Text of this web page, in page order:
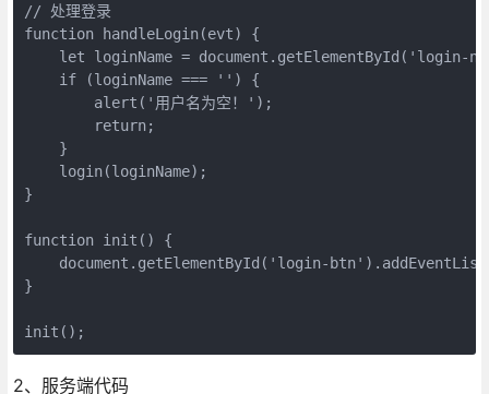
// 处理登录
function handleLogin(evt) {
let loginName = document.getElementById('login-
    if (loginName === '') {
        alert('用户名为空！');
        return;
    }
    login(loginName);
}
function init() {
document.getElementById('login-
}
init();
2、服务端代码